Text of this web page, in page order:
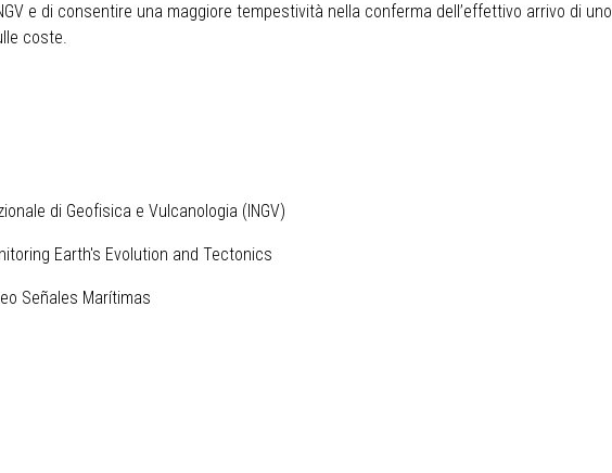
e di consentire una maggiore tempestività nella conferma dell’effettivo arrivo di uno
coste.
di Geofisica e Vulcanologia (INGV)
Earth's Evolution and Tectonics
Señales Marítimas